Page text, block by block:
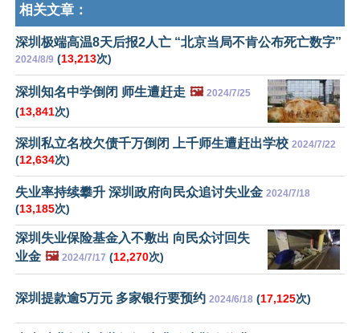
相关文章：
深圳极端高温8天后报2人亡 “北京当局不肯公布死亡数字”
2024/8/9 (13,213次)
深圳知名中学倒闭 师生遭赶走 🖼️ 2024/7/25
(13,841次)
深圳私立名校欠债千万倒闭 上千师生遭赶出学校 2024/7/22
(12,634次)
失业率持续攀升 深圳政府向民众追讨失业金 2024/7/18
(13,185次)
深圳失业保险基金入不敷出 向民众讨回失
业金 🖼️ 2024/7/17 (12,270次)
深圳提款逾5万元 多家银行要预约 2024/6/18 (17,125次)